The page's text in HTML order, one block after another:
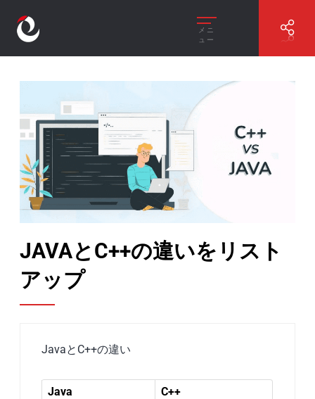
メニ
ュー
JAVAとC++の違いをリストアップ
JAVAとC++の違いをリスト
アップ
JavaとC++の違い
Java
C++